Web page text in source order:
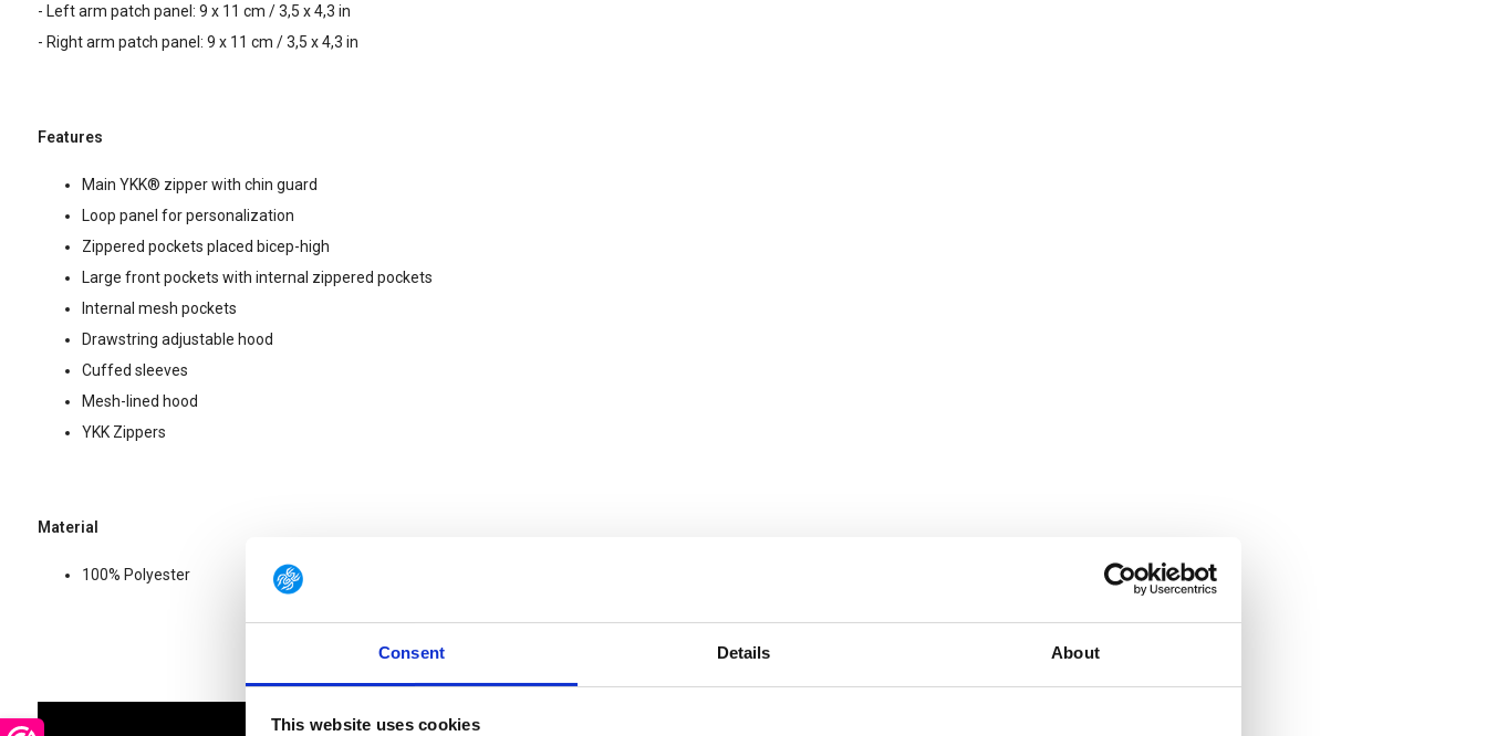
Consent Details About
This website uses cookies
- Left arm patch panel: 9 x 11 cm / 3,5 x 4,3 in
- Right arm patch panel: 9 x 11 cm / 3,5 x 4,3 in
Features
Main YKK® zipper with chin guard
Loop panel for personalization
Zippered pockets placed bicep-high
Large front pockets with internal zippered pockets
Internal mesh pockets
Drawstring adjustable hood
Cuffed sleeves
Mesh-lined hood
YKK Zippers
Material
100% Polyester